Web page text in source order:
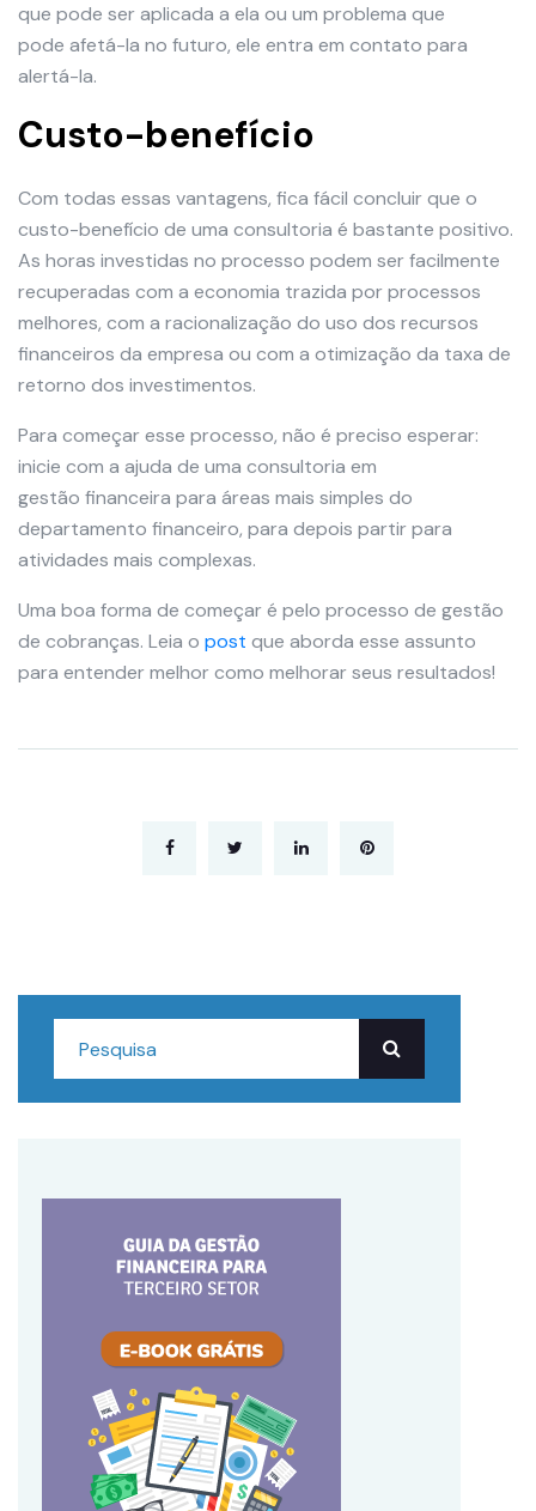
que pode ser aplicada a ela ou um problema que
pode afetá-la no futuro, ele entra em contato para
alertá-la.
Custo-benefício
Com todas essas vantagens, fica fácil concluir que o
custo-benefício de uma consultoria é bastante positivo.
As horas investidas no processo podem ser facilmente
recuperadas com a economia trazida por processos
melhores, com a racionalização do uso dos recursos
financeiros da empresa ou com a otimização da taxa de
retorno dos investimentos.
Para começar esse processo, não é preciso esperar:
inicie com a ajuda de uma consultoria em
gestão financeira para áreas mais simples do
departamento financeiro, para depois partir para
atividades mais complexas.
Uma boa forma de começar é pelo processo de gestão
de cobranças. Leia o post que aborda esse assunto
para entender melhor como melhorar seus resultados!